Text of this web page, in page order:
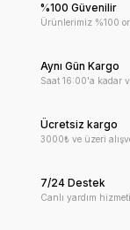
%100 Güvenilir
Ürünlerimiz %100
Aynı Gün Kargo
Saat 16:00'a kadar
Ücretsiz kargo
3000₺ ve üzeri
7/24 Destek
Canlı yardım